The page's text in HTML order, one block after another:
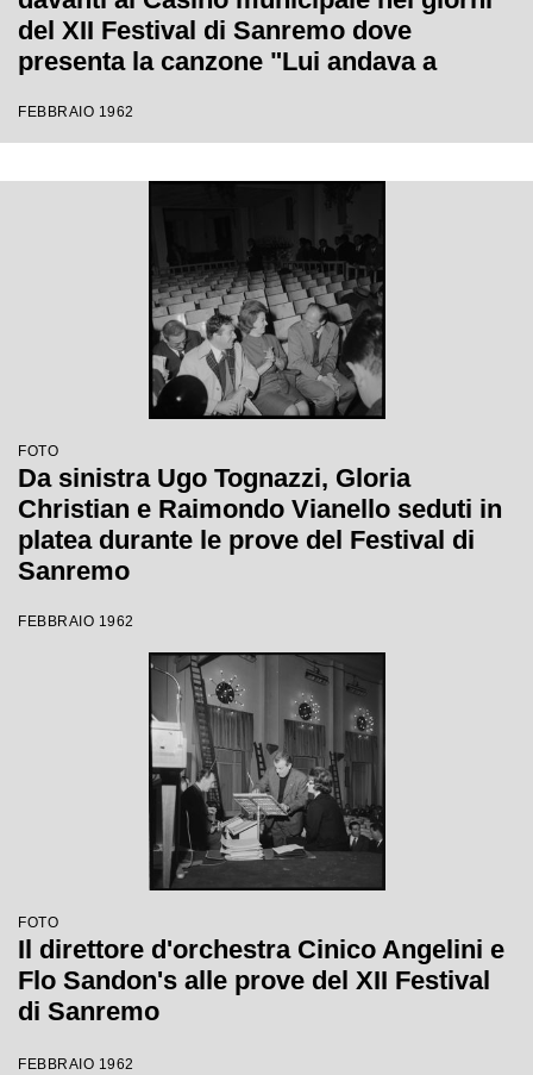
del XII Festival di Sanremo dove
presenta la canzone "Lui andava a
FEBBRAIO 1962
FOTO
Da sinistra Ugo Tognazzi, Gloria
Christian e Raimondo Vianello seduti in
platea durante le prove del Festival di
Sanremo
FEBBRAIO 1962
FOTO
Il direttore d'orchestra Cinico Angelini e
Flo Sandon's alle prove del XII Festival
di Sanremo
FEBBRAIO 1962